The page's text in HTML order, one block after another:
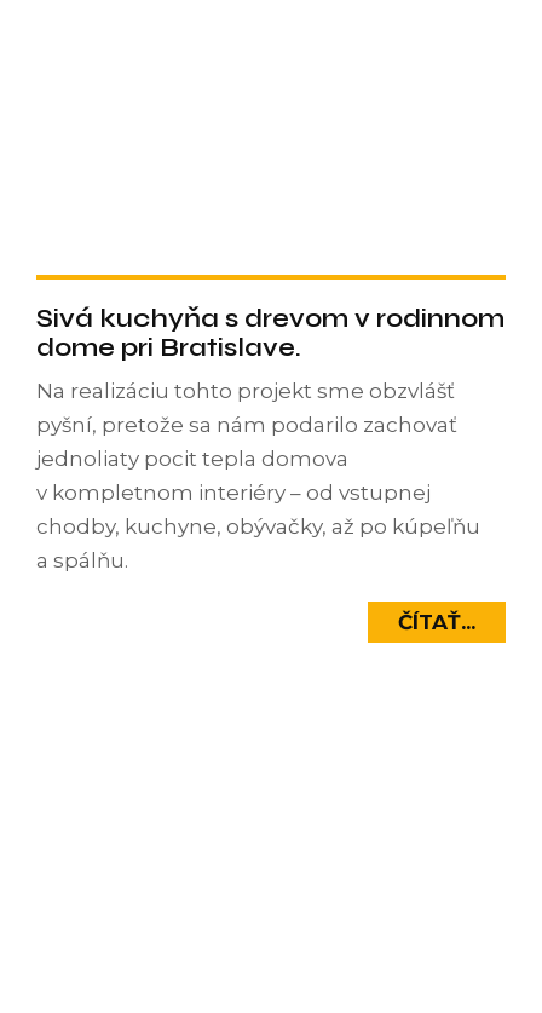
Sivá kuchyňa s drevom v rodinnom
dome pri Bratislave.
Na realizáciu tohto projekt sme obzvlášť
pyšní, pretože sa nám podarilo zachovať
jednoliaty pocit tepla domova
v kompletnom interiéry – od vstupnej
chodby, kuchyne, obývačky, až po kúpeľňu
a spálňu.
ČÍTAŤ...